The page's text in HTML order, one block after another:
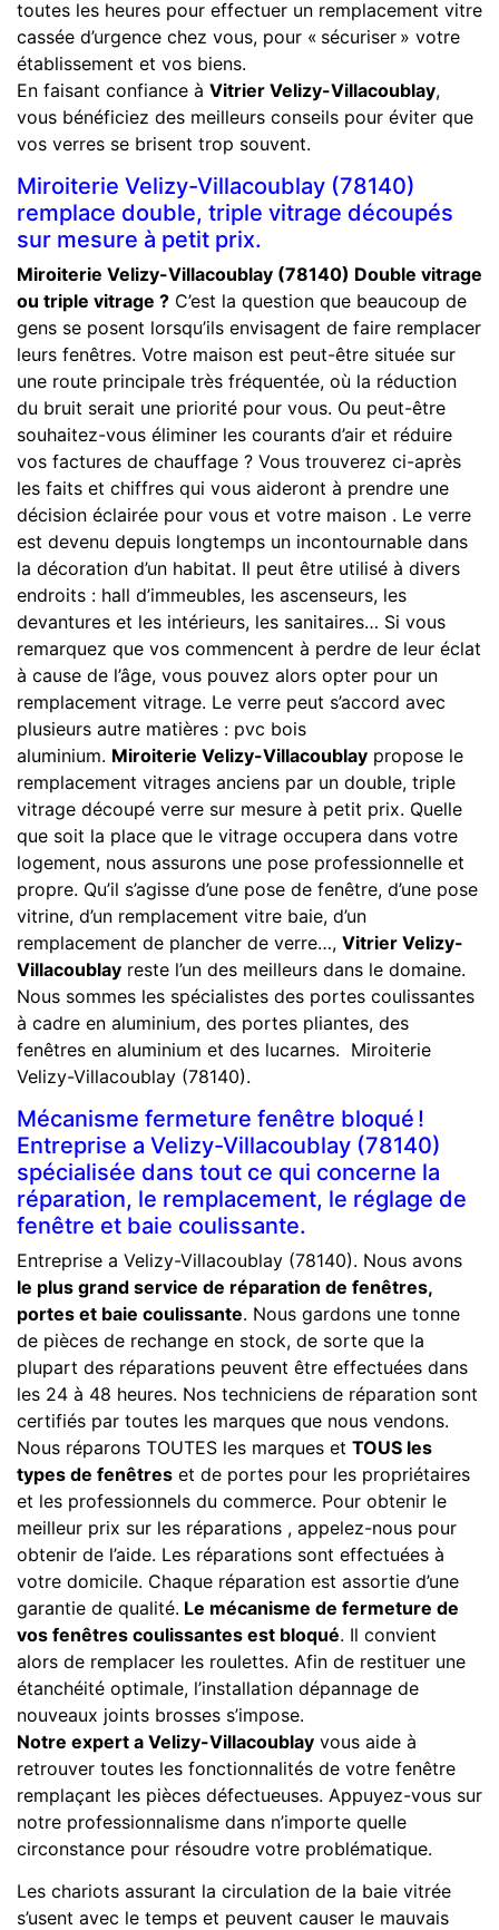
toutes les heures pour effectuer un remplacement vitre
cassée d’urgence chez vous, pour « sécuriser » votre
établissement et vos biens.
En faisant confiance à Vitrier Velizy-Villacoublay,
vous bénéficiez des meilleurs conseils pour éviter que
vos verres se brisent trop souvent.
Miroiterie Velizy-Villacoublay (78140)
remplace double, triple vitrage découpés
sur mesure à petit prix.
Miroiterie Velizy-Villacoublay (78140) Double vitrage
ou triple vitrage ? C’est la question que beaucoup de
gens se posent lorsqu’ils envisagent de faire remplacer
leurs fenêtres. Votre maison est peut-être située sur
une route principale très fréquentée, où la réduction
du bruit serait une priorité pour vous. Ou peut-être
souhaitez-vous éliminer les courants d’air et réduire
vos factures de chauffage ? Vous trouverez ci-après
les faits et chiffres qui vous aideront à prendre une
décision éclairée pour vous et votre maison . Le verre
est devenu depuis longtemps un incontournable dans
la décoration d’un habitat. Il peut être utilisé à divers
endroits : hall d’immeubles, les ascenseurs, les
devantures et les intérieurs, les sanitaires… Si vous
remarquez que vos commencent à perdre de leur éclat
à cause de l’âge, vous pouvez alors opter pour un
remplacement vitrage. Le verre peut s’accord avec
plusieurs autre matières : pvc bois
aluminium. Miroiterie Velizy-Villacoublay propose le
remplacement vitrages anciens par un double, triple
vitrage découpé verre sur mesure à petit prix. Quelle
que soit la place que le vitrage occupera dans votre
logement, nous assurons une pose professionnelle et
propre. Qu’il s’agisse d’une pose de fenêtre, d’une pose
vitrine, d’un remplacement vitre baie, d’un
remplacement de plancher de verre…, Vitrier Velizy-
Villacoublay reste l’un des meilleurs dans le domaine.
Nous sommes les spécialistes des portes coulissantes
à cadre en aluminium, des portes pliantes, des
fenêtres en aluminium et des lucarnes. Miroiterie
Velizy-Villacoublay (78140).
Mécanisme fermeture fenêtre bloqué !
Entreprise a Velizy-Villacoublay (78140)
spécialisée dans tout ce qui concerne la
réparation, le remplacement, le réglage de
fenêtre et baie coulissante.
Entreprise a Velizy-Villacoublay (78140). Nous avons
le plus grand service de réparation de fenêtres,
portes et baie coulissante. Nous gardons une tonne
de pièces de rechange en stock, de sorte que la
plupart des réparations peuvent être effectuées dans
les 24 à 48 heures. Nos techniciens de réparation sont
certifiés par toutes les marques que nous vendons.
Nous réparons TOUTES les marques et TOUS les
types de fenêtres et de portes pour les propriétaires
et les professionnels du commerce. Pour obtenir le
meilleur prix sur les réparations , appelez-nous pour
obtenir de l’aide. Les réparations sont effectuées à
votre domicile. Chaque réparation est assortie d’une
garantie de qualité. Le mécanisme de fermeture de
vos fenêtres coulissantes est bloqué. Il convient
alors de remplacer les roulettes. Afin de restituer une
étanchéité optimale, l’installation dépannage de
nouveaux joints brosses s’impose.
Notre expert a Velizy-Villacoublay vous aide à
retrouver toutes les fonctionnalités de votre fenêtre
remplaçant les pièces défectueuses. Appuyez-vous sur
notre professionnalisme dans n’importe quelle
circonstance pour résoudre votre problématique.
Les chariots assurant la circulation de la baie vitrée
s’usent avec le temps et peuvent causer le mauvais